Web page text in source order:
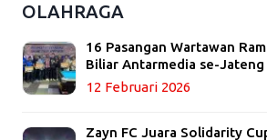
OLAHRAGA
16 Pasangan Wartawan
Biliar Antarmedia se-Jateng
12 Februari 2026
Zayn FC Juara Solidarity